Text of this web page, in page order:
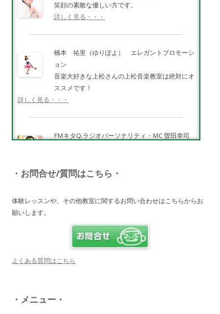
笑顔の素敵な優しい方です。
詳しく見る・・・
橋本 祐里（ゆりぽよ） エレガントプロモーシ
ョン
音楽大好きな上松さんの上松音楽教室は絶対にオ
ススメです！
詳しく見る・・・
FMキタQ.ラジオパーソナリティ・MC 曽田幸司
♪
上松先生に教わればきっともっともっと音楽大好
きになりますよ♪
大切なお子さんの習い事。
・お問合せ/質問はこちら・
体験レッスンや、その他教室に関するお問い合わせはこちらからお
願いします。
よくある質問はこちら
・メニュー・